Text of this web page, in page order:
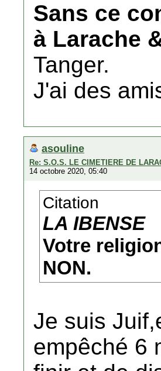
Sans ce
à Larache
Tanger.
J'ai des
asouline
Re: S.O.S. LE CIMETIERE DE
14 octobre 2020, 05:40
Citation
LA IBENSE
Votre
NON.
Je suis
empêché 6